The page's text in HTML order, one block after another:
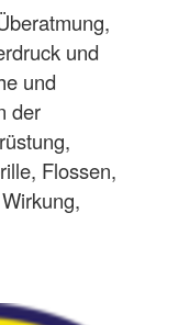
und
und
der
Flossen,